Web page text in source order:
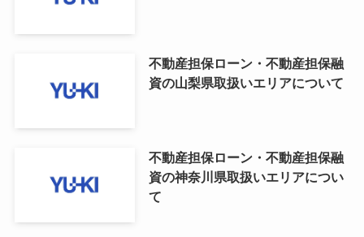
不動産担保ローン・不動産担保融
資の山梨県取扱いエリアについて
不動産担保ローン・不動産担保融
資の神奈川県取扱いエリアについ
て